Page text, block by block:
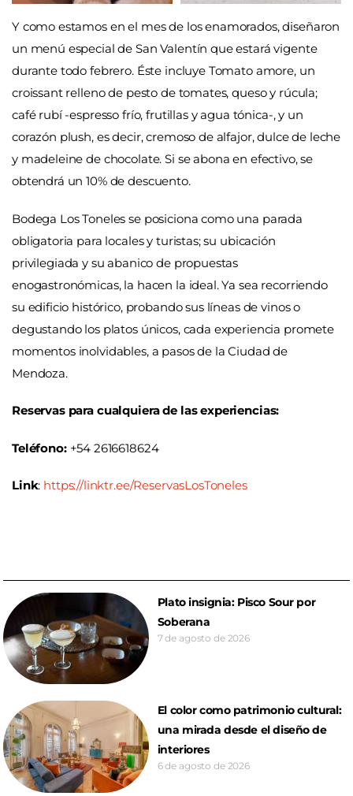
Y como estamos en el mes de los enamorados, diseñaron
un menú especial de San Valentín que estará vigente
durante todo febrero. Éste incluye Tomato amore, un
croissant relleno de pesto de tomates, queso y rúcula;
café rubí -espresso frío, frutillas y agua tónica-, y un
corazón plush, es decir, cremoso de alfajor, dulce de leche
y madeleine de chocolate. Si se abona en efectivo, se
obtendrá un 10% de descuento.
Bodega Los Toneles se posiciona como una parada
obligatoria para locales y turistas; su ubicación
privilegiada y su abanico de propuestas
enogastronómicas, la hacen la ideal. Ya sea recorriendo
su edificio histórico, probando sus líneas de vinos o
degustando los platos únicos, cada experiencia promete
momentos inolvidables, a pasos de la Ciudad de
Mendoza.
Reservas para cualquiera de las experiencias:
Teléfono:+54 2616618624
Link: https://linktr.ee/ReservasLosToneles
Plato insignia: Pisco Sour por
Soberana
7 de agosto de 2026
El color como patrimonio cultural:
una mirada desde el diseño de
interiores
6 de agosto de 2026